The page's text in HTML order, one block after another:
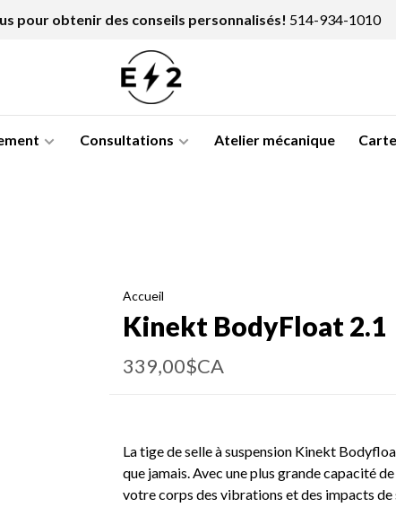
pour obtenir des conseils personnalisés! 514-934-1010
Consultations Atelier mécanique
Accueil
Kinekt BodyFloat 2.1
339,00$CA
La tige de selle à suspension Kinekt
que jamais. Avec une plus grande capacité
votre corps des vibrations et des impacts de